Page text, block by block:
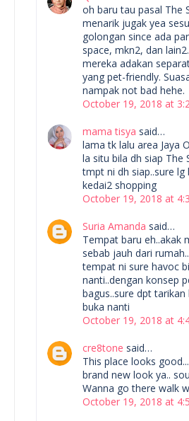
oh baru tau pasal The
menarik jugak yea
golongan since ada
space, mkn2, dan
mereka adakan
yang pet-friendly.
nampak not bad hehe.
October 19, 2018 at
mama tisya said…
lama tk lalu area Jaya
la situ bila dh siap The
tmpt ni dh siap..sure
kedai2 shopping
October 19, 2018 at
Suria Amanda said…
Tempat baru eh..akak
sebab jauh dari
tempat ni sure havoc
nanti..dengan konsep
bagus..sure dpt
buka nanti
October 19, 2018 at
cre8tone said…
This place looks
brand new look ya..
Wanna go there walk
October 19, 2018 at